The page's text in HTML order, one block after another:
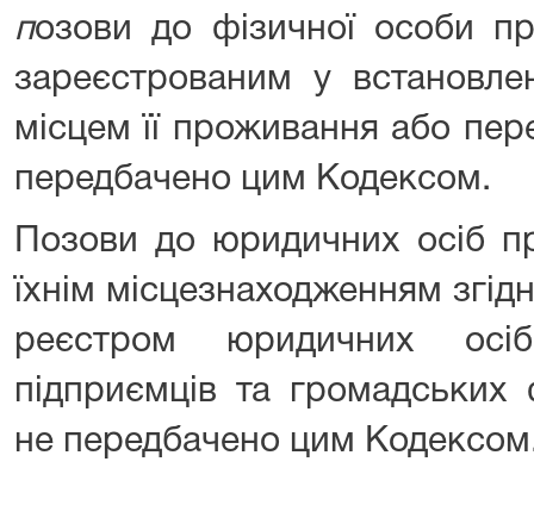
позови до фізичної особи
зареєстрованим у
місцем її проживання або
передбачено цим Кодексом.
Позови до юридичних осіб
їхнім місцезнаходженням
реєстром юридичних
підприємців та
не передбачено цим